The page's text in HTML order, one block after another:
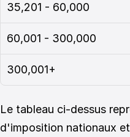
35,201 - 60,000
60,001 - 300,000
300,001+
Le tableau ci-dessus
d'imposition nationaux